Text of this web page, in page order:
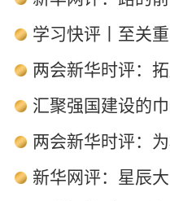
学习快评丨至关
汇聚强国建设的